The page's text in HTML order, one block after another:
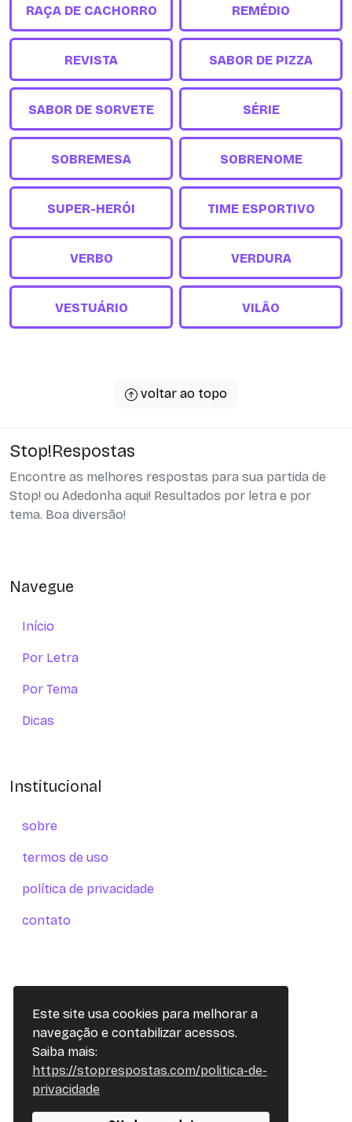
Este site usa cookies para melhorar a
navegação e contabilizar acessos.
Saiba mais:
https://stoprespostas.com/politica-de-
privacidade
RAÇA DE CACHORRO REMÉDIO
REVISTA SABOR DE PIZZA
SABOR DE SORVETE SÉRIE
SOBREMESA SOBRENOME
SUPER-HERÓI TIME ESPORTIVO
VERBO VERDURA
VESTUÁRIO VILÃO
voltar ao topo
Stop!Respostas
Encontre as melhores respostas para sua partida de
Stop! ou Adedonha aqui! Resultados por letra e por
tema. Boa diversão!
Navegue
Início
Por Letra
Por Tema
Dicas
Institucional
sobre
termos de uso
política de privacidade
contato